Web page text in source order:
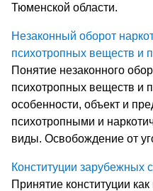
Тюменской области.
Незаконный оборот
психотропных веществ и
Понятие незаконного
психотропных веществ и
особенности, объект и
психотропными и
виды. Освобождение от
Конституции зарубежных
Принятие конституции